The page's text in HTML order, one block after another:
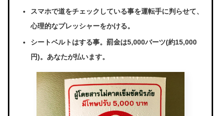
スマホで道をチェックしている事を運転手に判らせて、
心理的なプレッシャーをかける。
シートベルトはする事。罰金は5,000バーツ(約15,000
円)。あなたが払います。